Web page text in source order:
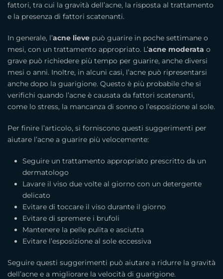
fattori, tra cui la gravità dell’acne, la risposta al trattamento
e la presenza di fattori scatenanti.
In generale, l’acne lieve può guarire in poche settimane o
mesi, con un trattamento appropriato. L’acne moderata o
grave può richiedere più tempo per guarire, anche diversi
mesi o anni. Inoltre, in alcuni casi, l’acne può ripresentarsi
anche dopo la guarigione. Questo è più probabile che si
verifichi quando l’acne è causata da fattori scatenanti,
come lo stress, la mancanza di sonno o l’esposizione al sole.
Per finire l’articolo, si forniscono questi suggerimenti per
aiutare l’acne a guarire più velocemente:
Seguire un trattamento appropriato prescritto da un
dermatologo
Lavare il viso due volte al giorno con un detergente
delicato
Evitare di toccare il viso durante il giorno
Evitare di spremere i brufoli
Mantenere la pelle pulita e asciutta
Evitare l’esposizione al sole eccessiva
Seguire questi suggerimenti può aiutare a ridurre la gravità
dell’acne e a migliorare la velocità di guarigione.